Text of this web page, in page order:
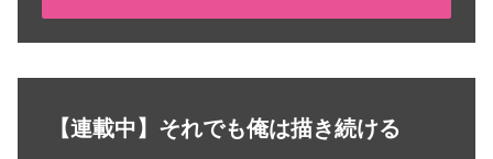
【連載中】それでも俺は描き続ける